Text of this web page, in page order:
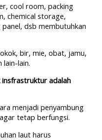
cool room, packing
chemical storage,
dsb membutuhkan
bir, mie, obat, jamu,
lain-lain.
insfrastruktur adalah
menjadi penyambung
tetap berfungsi.
laut harus